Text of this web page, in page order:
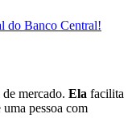
do Banco Central!
mercado. Ela facilita
pessoa com